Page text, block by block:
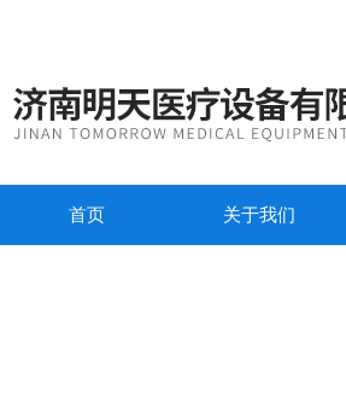
首页 关于我们